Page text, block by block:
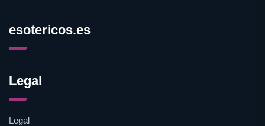
esotericos.es
Legal
Legal